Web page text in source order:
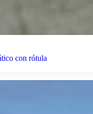
con rótula